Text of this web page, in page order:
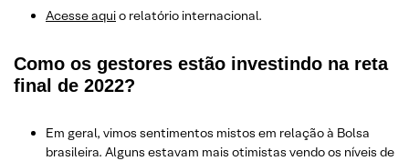
Acesse aquio relatório internacional.
Como os gestores estão investindo na reta
final de 2022?
Em geral, vimos sentimentos mistos em relação à Bolsa
brasileira. Alguns estavam mais otimistas vendo os níveis de